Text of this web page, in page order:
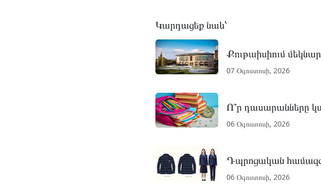
Կարդացեք նաև՝
Քութաիսիում
07 Օգոստոսի, 2026
Ո՞ր դասարանները
06 Օգոստոսի, 2026
Դպրոցական
06 Օգոստոսի, 2026